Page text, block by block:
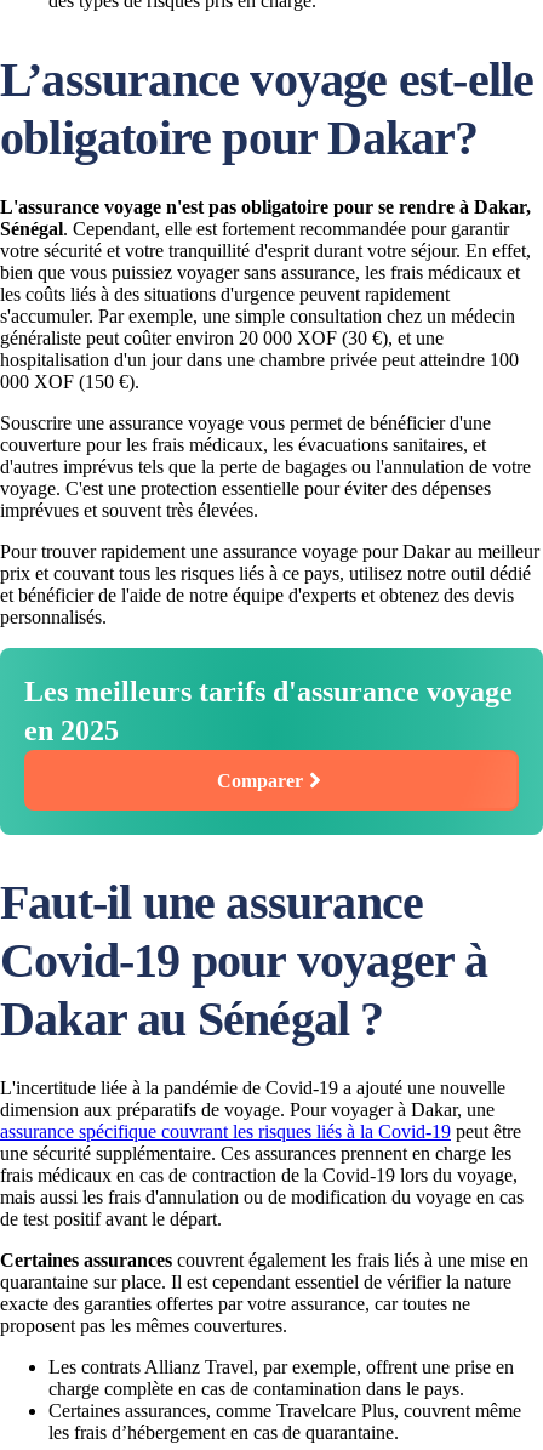
L’assurance voyage est-elle
obligatoire pour Dakar?
L'assurance voyage n'est pas obligatoire pour se rendre à Dakar,
Sénégal. Cependant, elle est fortement recommandée pour garantir
votre sécurité et votre tranquillité d'esprit durant votre séjour. En effet,
bien que vous puissiez voyager sans assurance, les frais médicaux et
les coûts liés à des situations d'urgence peuvent rapidement
s'accumuler. Par exemple, une simple consultation chez un médecin
généraliste peut coûter environ 20 000 XOF (30 €), et une
hospitalisation d'un jour dans une chambre privée peut atteindre 100
000 XOF (150 €).
Souscrire une assurance voyage vous permet de bénéficier d'une
couverture pour les frais médicaux, les évacuations sanitaires, et
d'autres imprévus tels que la perte de bagages ou l'annulation de votre
voyage. C'est une protection essentielle pour éviter des dépenses
imprévues et souvent très élevées.
Pour trouver rapidement une assurance voyage pour Dakar au meilleur
prix et couvant tous les risques liés à ce pays, utilisez notre outil dédié
et bénéficier de l'aide de notre équipe d'experts et obtenez des devis
personnalisés.
Les meilleurs tarifs d'assurance voyage
en 2025
Comparer
Faut-il une assurance
Covid-19 pour voyager à
Dakar au Sénégal ?
L'incertitude liée à la pandémie de Covid-19 a ajouté une nouvelle
dimension aux préparatifs de voyage. Pour voyager à Dakar, une
assurance spécifique couvrant les risques liés à la Covid-19 peut être
une sécurité supplémentaire. Ces assurances prennent en charge les
frais médicaux en cas de contraction de la Covid-19 lors du voyage,
mais aussi les frais d'annulation ou de modification du voyage en cas
de test positif avant le départ.
Certaines assurances couvrent également les frais liés à une mise en
quarantaine sur place. Il est cependant essentiel de vérifier la nature
exacte des garanties offertes par votre assurance, car toutes ne
proposent pas les mêmes couvertures.
Les contrats Allianz Travel, par exemple, offrent une prise en
charge complète en cas de contamination dans le pays.
Certaines assurances, comme Travelcare Plus, couvrent même
les frais d’hébergement en cas de quarantaine.